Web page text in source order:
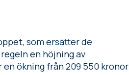
som ersätter de
en höjning av
ökning från 209 550 kronor